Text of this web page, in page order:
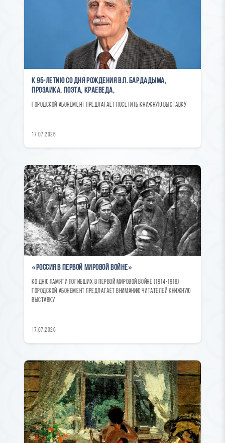
К 95-летию со дня рождения В.П. Бардадыма,
прозаика, поэта, краеведа,
городской абонемент предлагает посетить книжную выставку
17.07.2026
«Россия в Первой мировой войне»
Ко Дню памяти погибших в Первой мировой войне (1914-1918)
городской абонемент предлагает вниманию читателей книжную
выставку
17.07.2026